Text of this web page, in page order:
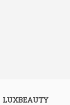
LUXBEAUTY